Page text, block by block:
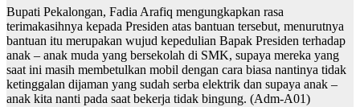
Bupati Pekalongan, Fadia Arafiq mengungkapkan rasa
terimakasihnya kepada Presiden atas bantuan tersebut, menurutnya
bantuan itu merupakan wujud kepedulian Bapak Presiden terhadap
anak – anak muda yang bersekolah di SMK, supaya mereka yang
saat ini masih membetulkan mobil dengan cara biasa nantinya tidak
ketinggalan dijaman yang sudah serba elektrik dan supaya anak –
anak kita nanti pada saat bekerja tidak bingung. (Adm-A01)